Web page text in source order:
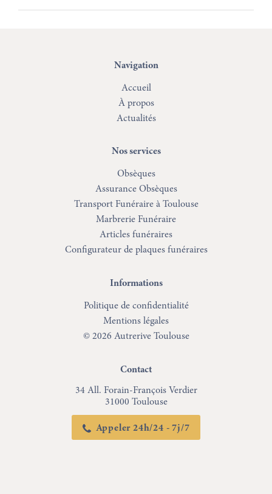
Navigation
Accueil
À propos
Actualités
Nos services
Obsèques
Assurance Obsèques
Transport Funéraire à Toulouse
Marbrerie Funéraire
Articles funéraires
Configurateur de plaques funéraires
Informations
Politique de confidentialité
Mentions légales
© 2026 Autrerive Toulouse
Contact
34 All. Forain-François Verdier
31000 Toulouse
Appeler 24h/24 - 7j/7